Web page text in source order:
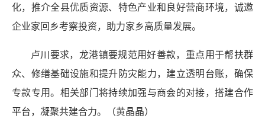
化，推介全县优质资源、特色产业和良好营商环境，诚邀
企业家回乡考察投资，助力家乡高质量发展。
卢川要求，龙港镇要规范用好善款，重点用于帮扶群
众、修缮基础设施和提升防灾能力，建立透明台账，确保
专款专用。相关部门将持续加强与商会的对接，搭建合作
平台，凝聚共建合力。（黄晶晶）